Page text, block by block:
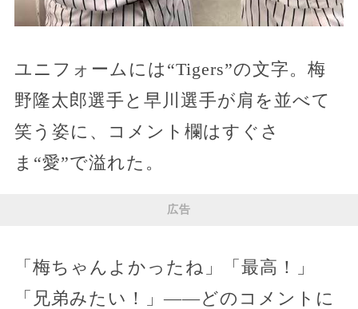
ユニフォームには“Tigers”の文字。梅
野隆太郎選手と早川選手が肩を並べて
笑う姿に、コメント欄はすぐさ
ま“愛”で溢れた。
広告
「梅ちゃんよかったね」「最高！」
「兄弟みたい！」——どのコメントに